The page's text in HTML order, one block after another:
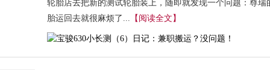
轮胎店去把新的测试轮胎装上，随即就发现一个问题：尊
胎运回去就很麻烦了... 【阅读全文】